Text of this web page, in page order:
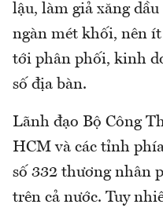
lậu, làm giả xăng
ngàn mét khối, nên
tới phân phối, kinh
số địa bàn.
Lãnh đạo Bộ Công
HCM và các tỉnh
số 332 thương nhân
trên cả nước. Tuy